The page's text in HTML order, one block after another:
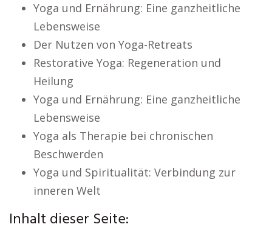
Yoga und Ernährung: Eine ganzheitliche
Lebensweise
Der Nutzen von Yoga-Retreats
Restorative Yoga: Regeneration und
Heilung
Yoga und Ernährung: Eine ganzheitliche
Lebensweise
Yoga als Therapie bei chronischen
Beschwerden
Yoga und Spiritualität: Verbindung zur
inneren Welt
Inhalt dieser Seite: